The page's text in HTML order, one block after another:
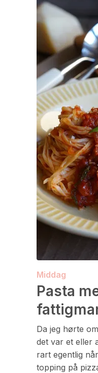
Middag
Pasta
Da jeg hørte
det var et eller
rart egentlig
topping på